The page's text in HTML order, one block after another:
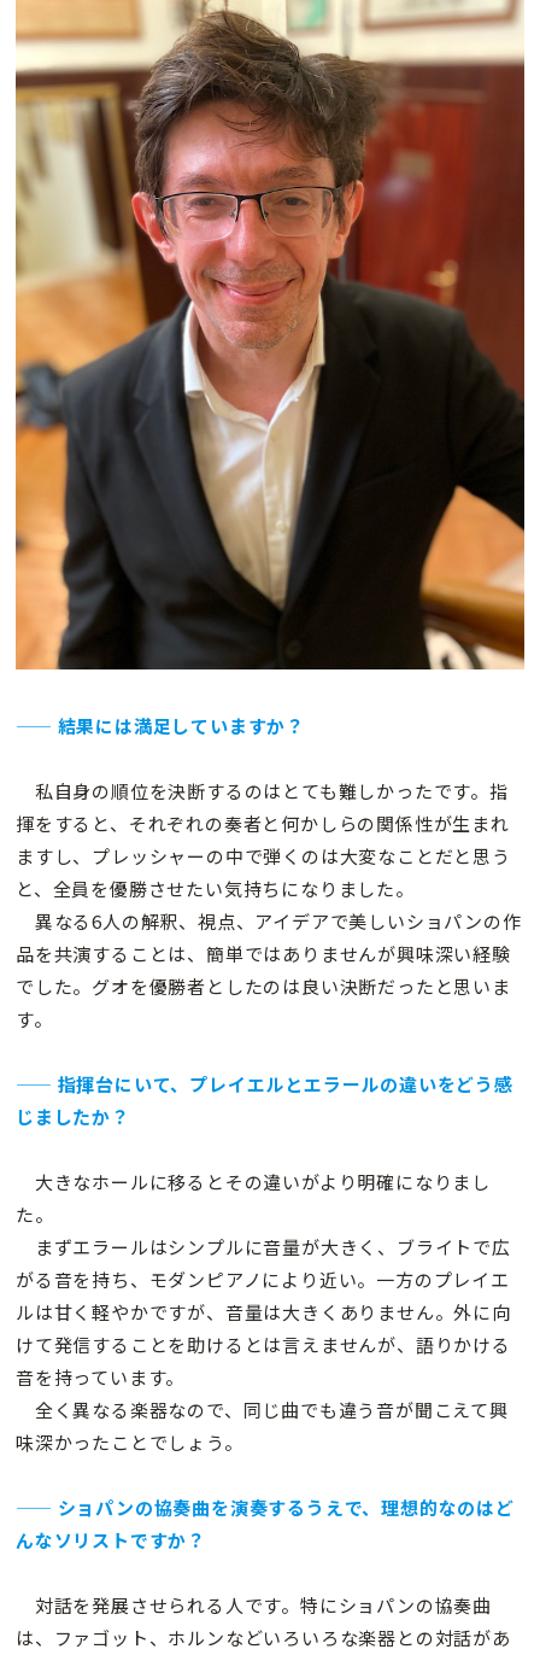
—— 結果には満足していますか？
私自身の順位を決断するのはとても難しかったです。指
揮をすると、それぞれの奏者と何かしらの関係性が生まれ
ますし、プレッシャーの中で弾くのは大変なことだと思う
と、全員を優勝させたい気持ちになりました。
異なる6人の解釈、視点、アイデアで美しいショパンの作
品を共演することは、簡単ではありませんが興味深い経験
でした。グオを優勝者としたのは良い決断だったと思いま
す。
—— 指揮台にいて、プレイエルとエラールの違いをどう感
じましたか？
大きなホールに移るとその違いがより明確になりまし
た。
まずエラールはシンプルに音量が大きく、ブライトで広
がる音を持ち、モダンピアノにより近い。一方のプレイエ
ルは甘く軽やかですが、音量は大きくありません。外に向
けて発信することを助けるとは言えませんが、語りかける
音を持っています。
全く異なる楽器なので、同じ曲でも違う音が聞こえて興
味深かったことでしょう。
—— ショパンの協奏曲を演奏するうえで、理想的なのはど
んなソリストですか？
対話を発展させられる人です。特にショパンの協奏曲
は、ファゴット、ホルンなどいろいろな楽器との対話があ